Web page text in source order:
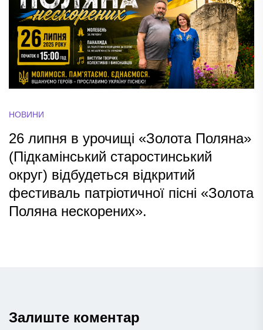
НОВИНИ
26 липня в урочищі «Золота Поляна»
(Підкамінський старостинський
округ) відбудеться відкритий
фестиваль патріотичної пісні «Золота
Поляна нескорених».
Залиште коментар